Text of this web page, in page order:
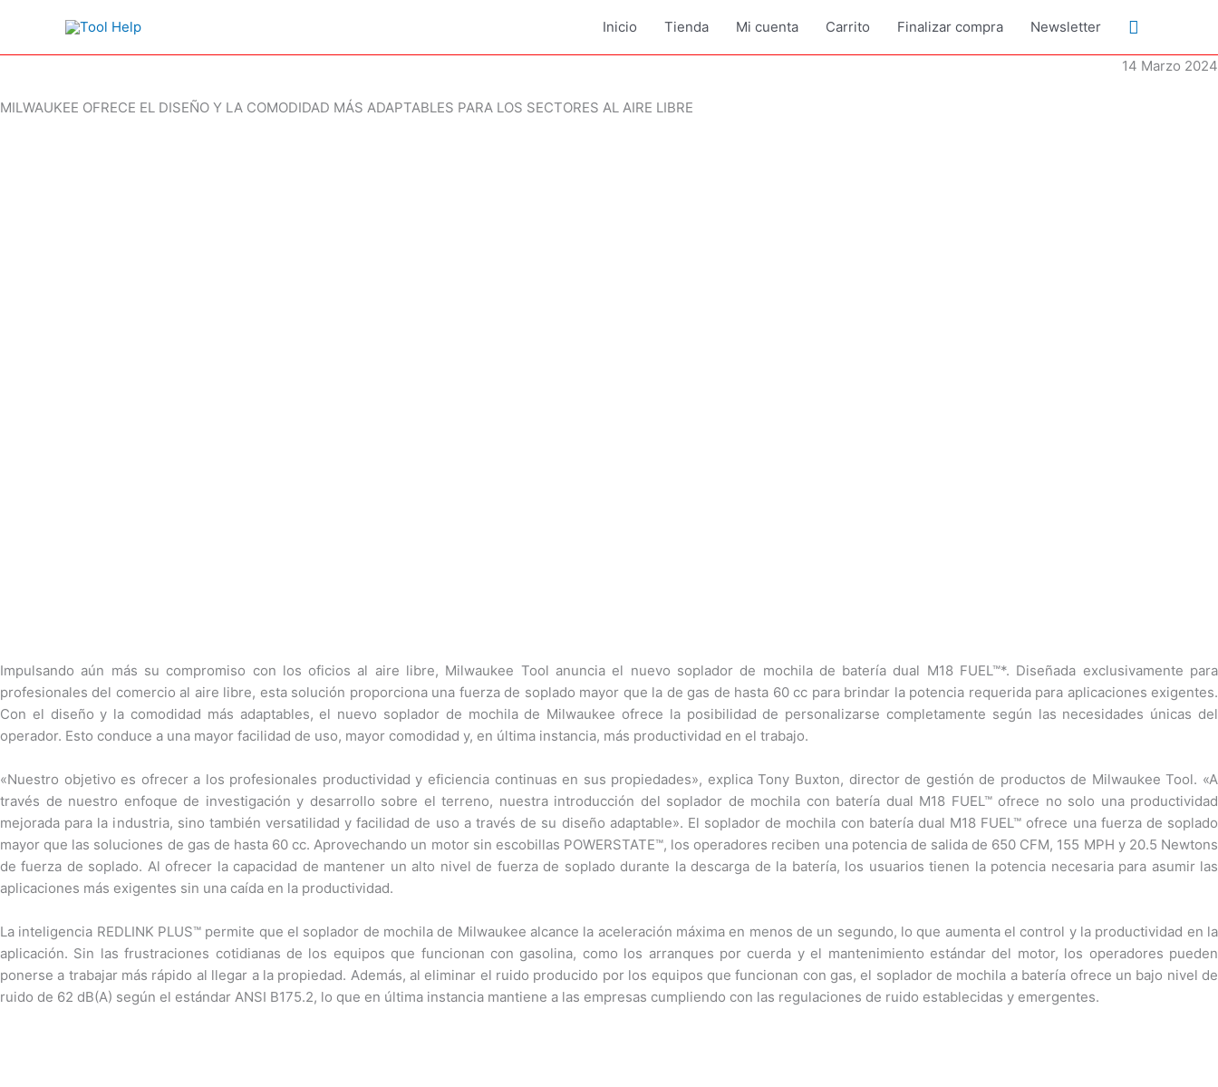
contenido
Inicio Tienda Mi cuenta Carrito Finalizar compra Newsletter Buscar
14 Marzo 2024
MILWAUKEE OFRECE EL DISEÑO Y LA COMODIDAD MÁS ADAPTABLES PARA LOS SECTORES AL AIRE LIBRE
Impulsando aún más su compromiso con los oficios al aire libre, Milwaukee Tool anuncia el nuevo soplador de mochila de batería dual M18 FUEL™*. Diseñada exclusivamente para
profesionales del comercio al aire libre, esta solución proporciona una fuerza de soplado mayor que la de gas de hasta 60 cc para brindar la potencia requerida para aplicaciones exigentes.
Con el diseño y la comodidad más adaptables, el nuevo soplador de mochila de Milwaukee ofrece la posibilidad de personalizarse completamente según las necesidades únicas del
operador. Esto conduce a una mayor facilidad de uso, mayor comodidad y, en última instancia, más productividad en el trabajo.
«Nuestro objetivo es ofrecer a los profesionales productividad y eficiencia continuas en sus propiedades», explica Tony Buxton, director de gestión de productos de Milwaukee Tool. «A
través de nuestro enfoque de investigación y desarrollo sobre el terreno, nuestra introducción del soplador de mochila con batería dual M18 FUEL™ ofrece no solo una productividad
mejorada para la industria, sino también versatilidad y facilidad de uso a través de su diseño adaptable». El soplador de mochila con batería dual M18 FUEL™ ofrece una fuerza de soplado
mayor que las soluciones de gas de hasta 60 cc. Aprovechando un motor sin escobillas POWERSTATE™, los operadores reciben una potencia de salida de 650 CFM, 155 MPH y 20.5 Newtons
de fuerza de soplado. Al ofrecer la capacidad de mantener un alto nivel de fuerza de soplado durante la descarga de la batería, los usuarios tienen la potencia necesaria para asumir las
aplicaciones más exigentes sin una caída en la productividad.
La inteligencia REDLINK PLUS™ permite que el soplador de mochila de Milwaukee alcance la aceleración máxima en menos de un segundo, lo que aumenta el control y la productividad en la
aplicación. Sin las frustraciones cotidianas de los equipos que funcionan con gasolina, como los arranques por cuerda y el mantenimiento estándar del motor, los operadores pueden
ponerse a trabajar más rápido al llegar a la propiedad. Además, al eliminar el ruido producido por los equipos que funcionan con gas, el soplador de mochila a batería ofrece un bajo nivel de
ruido de 62 dB(A) según el estándar ANSI B175.2, lo que en última instancia mantiene a las empresas cumpliendo con las regulaciones de ruido establecidas y emergentes.